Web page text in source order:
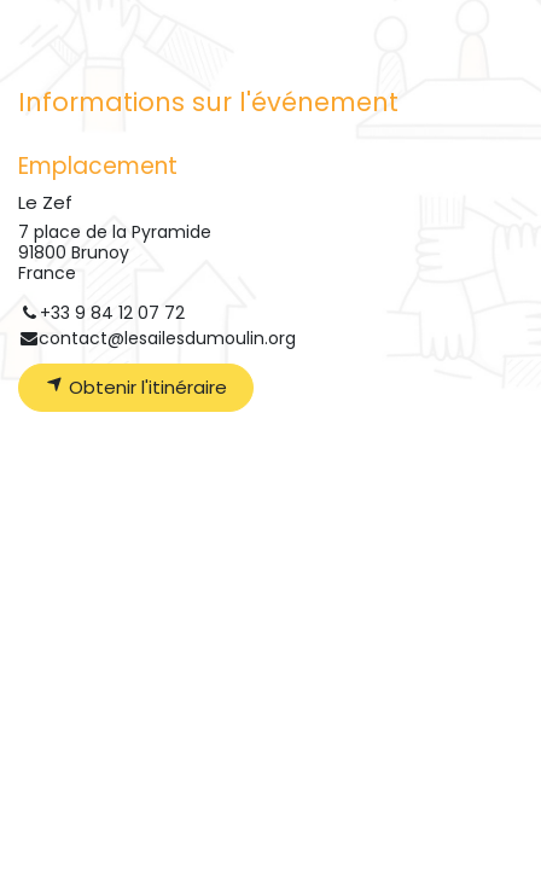
Informations sur l'événement
Emplacement
Le Zef
7 place de la Pyramide
91800 Brunoy
France
+33 9 84 12 07 72
contact@lesailesdumoulin.org
Obtenir l'itinéraire